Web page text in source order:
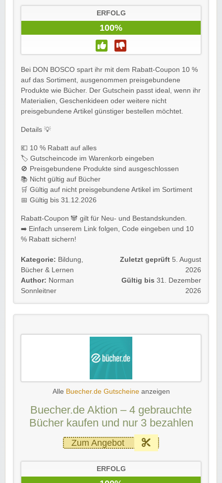
ERFOLG
100%
Bei DON BOSCO spart ihr mit dem Rabatt-Coupon 10 %
auf das Sortiment, ausgenommen preisgebundene
Produkte wie Bücher. Der Gutschein passt ideal, wenn ihr
Materialien, Geschenkideen oder weitere nicht
preisgebundene Artikel günstiger bestellen möchtet.
Details 💡
💶 10 % Rabatt auf alles
🏷️ Gutscheincode im Warenkorb eingeben
🚫 Preisgebundene Produkte sind ausgeschlossen
📚 Nicht gültig auf Bücher
🛒 Gültig auf nicht preisgebundene Artikel im Sortiment
📅 Gültig bis 31.12.2026
Rabatt-Coupon 🐼 gilt für Neu- und Bestandskunden.
➡️ Einfach unserem Link folgen, Code eingeben und 10
% Rabatt sichern!
Kategorie: Bildung
Bücher & Lernen
Author: Norman
Sonnleitner
Zuletzt geprüft 5. August
2026
Gültig bis 31. Dezember
2026
Alle Buecher.de Gutscheineanzeigen
Buecher.de Aktion – 4 gebrauchte
Bücher kaufen und nur 3 bezahlen
Zum Angebot
ERFOLG